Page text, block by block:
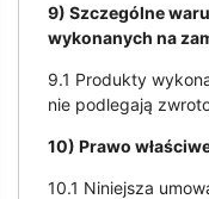
9) Szczególne
wykonanych na
9.1 Produkty
nie podlegają
10) Prawo
10.1 Niniejsza